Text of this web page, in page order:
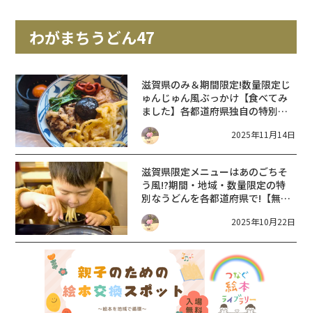
わがまちうどん47
滋賀県のみ＆期間限定!数量限定じ
ゅんじゅん風ぶっかけ【食べてみ
ました】各都道府県独自の特別な
うどん わがまちうどん47【丸亀製
麺】
2025年11月14日
滋賀県限定メニューはあのごちそ
う風!?期間・地域・数量限定の特
別なうどんを各都道府県で!【無く
なり次第終了】わがまちうどん
47【丸亀製麺】
2025年10月22日